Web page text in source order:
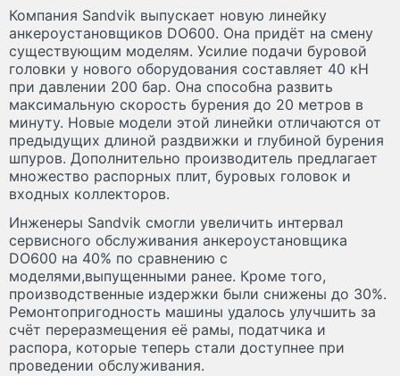
Компания Sandvik выпускает новую линейку
анкероустановщиков DO600. Она придёт на смену
существующим моделям. Усилие подачи буровой
головки у нового оборудования составляет 40 кН
при давлении 200 бар. Она способна развить
максимальную скорость бурения до 20 метров в
минуту. Новые модели этой линейки отличаются от
предыдущих длиной раздвижки и глубиной бурения
шпуров. Дополнительно производитель предлагает
множество распорных плит, буровых головок и
входных коллекторов.
Инженеры Sandvik смогли увеличить интервал
сервисного обслуживания анкероустановщика
DO600 на 40% по сравнению с
моделями,выпущенными ранее. Кроме того,
производственные издержки были снижены до 30%.
Ремонтопригодность машины удалось улучшить за
счёт переразмещения её рамы, податчика и
распора, которые теперь стали доступнее при
проведении обслуживания.